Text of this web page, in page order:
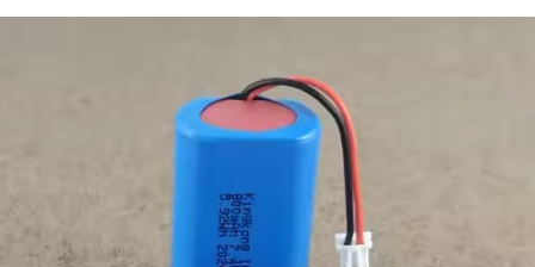
3S
11.1V
1100mAh
12.21Wh
Перерабатываемых
Циклических